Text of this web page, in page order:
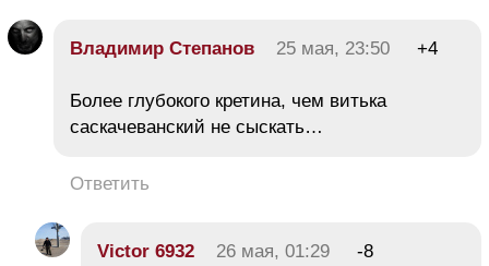
Владимир Степанов 25 мая, 23:50 +4
Более глубокого кретина, чем витька
саскачеванский не сыскать…
Ответить
Victor 6932 26 мая, 01:29
-8